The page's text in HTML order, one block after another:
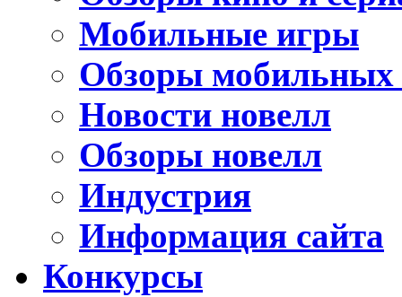
Мобильные игры
Обзоры мобильных
Новости новелл
Обзоры новелл
Индустрия
Информация сайта
Конкурсы